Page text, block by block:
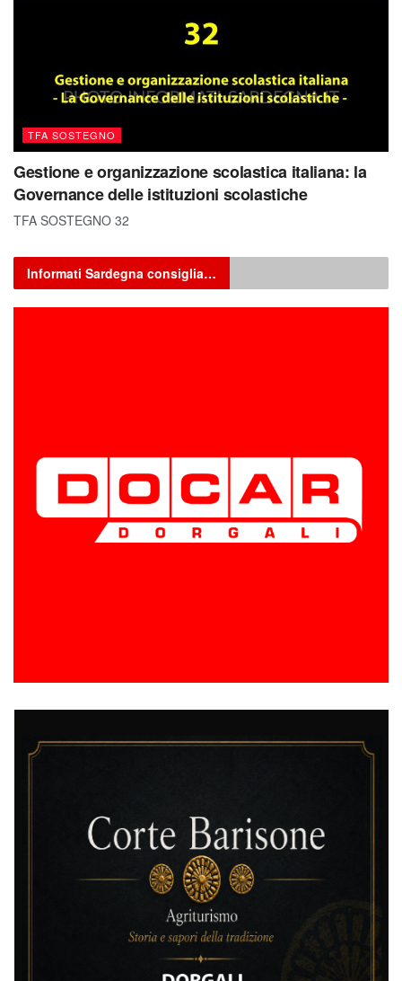
TFA SOSTEGNO
Gestione e organizzazione scolastica italiana: la
Governance delle istituzioni scolastiche
TFA SOSTEGNO 32
Informati Sardegna consiglia…